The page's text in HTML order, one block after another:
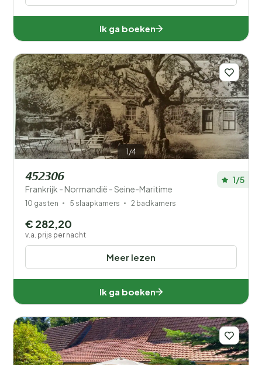
Ik ga boeken
1/4
452306
Frankrijk - Normandië - Seine-Maritime
1/5
10 gasten 5 slaapkamers 2 badkamers
Meer lezen
€ 282,20
v.a. prijs per nacht
Ik ga boeken